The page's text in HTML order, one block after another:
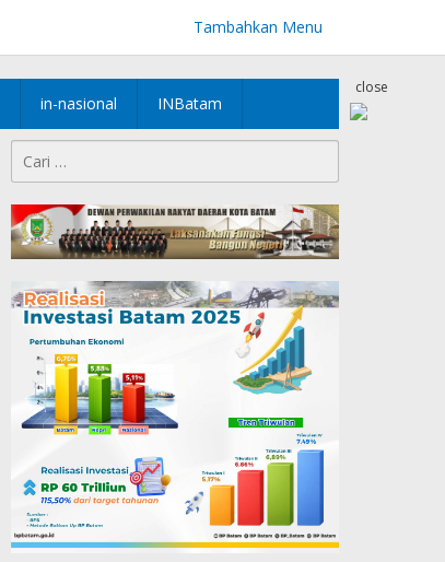
Tambahkan Menu
in-nasional INBatam
close
untuk: